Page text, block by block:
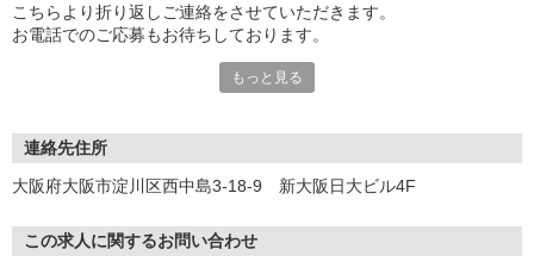
こちらより折り返しご連絡をさせていただきます。
お電話でのご応募もお待ちしております。
※現地での面談対応も可能です。もっと見る
連絡先住所
大阪府大阪市淀川区西中島3-18-9 新大阪日大ビル4F
この求人に関するお問い合わせ